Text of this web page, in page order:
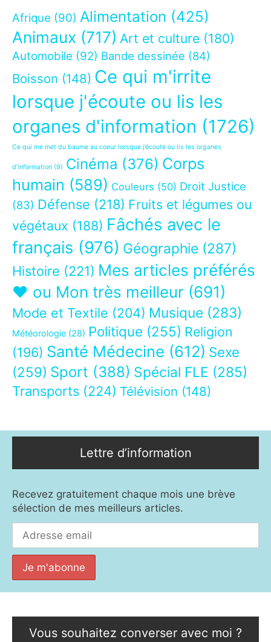
Afrique (90) Alimentation (425)
Animaux (717) Art et culture (180)
Automobile (92) Bande dessinée (84)
Boisson (148) Ce qui m'irrite
lorsque j'écoute ou lis les
organes d'information (1726)
Ce qui me met du baume au coeur lorsque j’écoute ou lis les organes
d’information (9) Cinéma (376) Corps
humain (589) Couleurs (50) Droit Justice
(83) Défense (218) Fruits et légumes ou
végétaux (188) Fâchés avec le
français (976) Géographie (287)
Histoire (221) Mes articles préférés
❤ ou Mon très meilleur (691)
Mode et Textile (204) Musique (283)
Météorologie (28) Politique (255) Religion
(196) Santé Médecine (612) Sexe
(259) Sport (388) Spécial FLE (285)
Transports (224) Télévision (148)
Lettre d’information
Recevez gratuitement chaque mois une brève
sélection de mes meilleurs articles.
Vous souhaitez converser avec moi ?